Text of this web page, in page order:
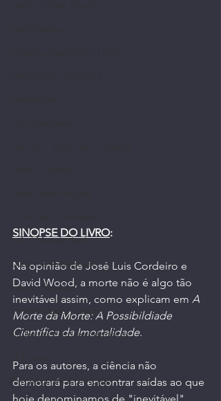
I. A. | Mundo Tech
Lives, no Instagram
Livros | Revistas
Longevidade | Saúde
Mulheres Empreendedoras
Parceiros do Ctrl+Café
SINOPSE DO LIVRO:
Na opinião de José Luis Cordeiro e
David Wood, a morte não é algo tão
inevitável assim, como explicam em A
Morte da Morte: A Possibildiade
Científica da Imortalidade.
Para os autores, a ciência não
demorará para encontrar saídas ao que